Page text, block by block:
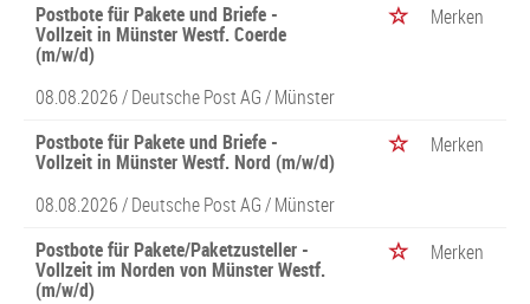
Postbote für Pakete und Briefe -
Vollzeit in Münster Westf. Coerde
(m/w/d)
Merken
08.08.2026 /Deutsche Post AG/ Münster
Postbote für Pakete und Briefe -
Vollzeit in Münster Westf. Nord (m/w/d)
Merken
08.08.2026 /Deutsche Post AG/ Münster
Postbote für Pakete/Paketzusteller -
Vollzeit im Norden von Münster Westf.
(m/w/d)
Merken